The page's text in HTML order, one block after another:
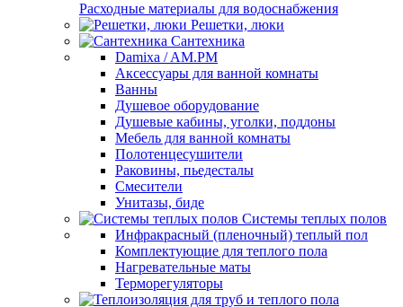
Расходные материалы для водоснабжения
Решетки, люки
Сантехника
Damixa / AM.PM
Аксессуары для ванной комнаты
Ванны
Душевое оборудование
Душевые кабины, уголки, поддоны
Мебель для ванной комнаты
Полотенцесушители
Раковины, пьедесталы
Смесители
Унитазы, биде
Системы теплых полов
Инфракрасный (пленочный) теплый пол
Комплектующие для теплого пола
Нагревательные маты
Терморегуляторы